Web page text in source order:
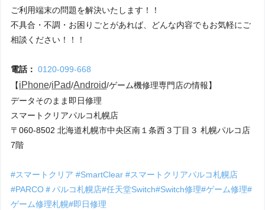
ご利用端末の問題を解決いたします！！
不具合・不調・お困りごとがあれば、どんな内容でもお気軽にご
相談ください！！！
電話： 0120-099-668
【iPhone/iPad/Android/ゲーム機修理専門店の情報】
データそのまま即日修理
スマートクリアパルコ札幌店
〒060-8502 北海道札幌市中央区南１条西３丁目３ 札幌パルコ店
7階
#スマートクリア #SmartClear #スマートクリアパルコ札幌店
#PARCO＃パルコ札幌店#任天堂Switch#Switch修理#ゲーム修理#
ゲーム修理札幌#即日修理